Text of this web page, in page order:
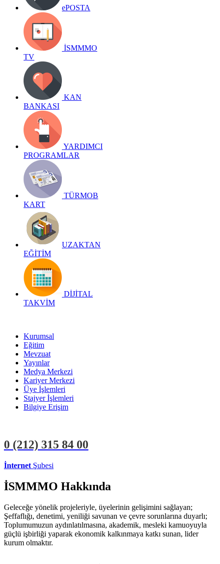
ePOSTA
İSMMMO
TV
KAN
BANKASI
YARDIMCI
PROGRAMLAR
TÜRMOB
KART
UZAKTAN
EĞİTİM
DİJİTAL
TAKVİM
Kurumsal
Eğitim
Mevzuat
Yayınlar
Medya Merkezi
Kariyer Merkezi
Üye İşlemleri
Stajyer İşlemleri
Bilgiye Erişim
0 (212) 315 84 00
İnternet Şubesi
İSMMMO Hakkında
Geleceğe yönelik projeleriyle, üyelerinin gelişimini sağlayan;
Şeffaflığı, denetimi, yeniliği savunan ve çevre sorunlarına duyarlı;
Toplumumuzun aydınlatılmasına, akademik, mesleki kamuoyuyla
güçlü işbirliği yaparak ekonomik kalkınmaya katkı sunan, lider
kurum olmaktır.